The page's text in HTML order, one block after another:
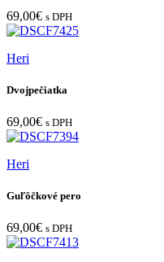
69,00€ s DPH
Heri
Dvojpečiatka
69,00€ s DPH
Heri
Guľôčkové pero
69,00€ s DPH